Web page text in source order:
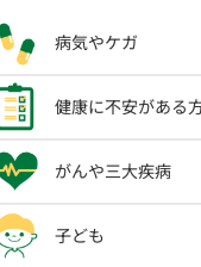
病気やケガ
健康に不安がある
がんや三大疾病
子ども